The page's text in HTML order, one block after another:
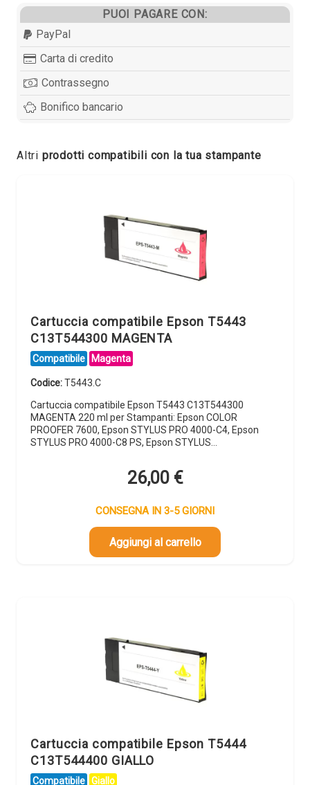
PUOI PAGARE CON:
PayPal
Carta di credito
Contrassegno
Bonifico bancario
Altri prodotti compatibili con la tua stampante
Cartuccia compatibile Epson T5443
C13T544300 MAGENTA
Compatibile Magenta
Codice:T5443.C
Cartuccia compatibile Epson T5443 C13T544300
MAGENTA 220 ml per Stampanti: Epson COLOR
PROOFER 7600, Epson STYLUS PRO 4000-C4, Epson
STYLUS PRO 4000-C8 PS, Epson STYLUS…
26,00 €
CONSEGNA IN 3-5 GIORNI
Aggiungi al carrello
Cartuccia compatibile Epson T5444
C13T544400 GIALLO
Compatibile Giallo